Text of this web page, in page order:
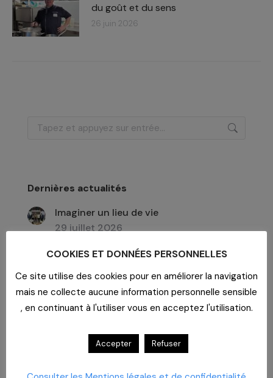
du goût et du sens
26 juin 2026
Recherche
Dernières actualités
Imaginer un lieu de vie
29 juillet 2026
Un bar dans un EHPAD
Formation aux risques psychosociaux
29 juillet 2026
COOKIES ET DONNÉES PERSONNELLES
Ce site utilise des cookies pour en améliorer la navigation
mais ne collecte aucune information personnelle sensible
, en continuant à l'utiliser vous en acceptez l'utilisation.
Accepter Refuser